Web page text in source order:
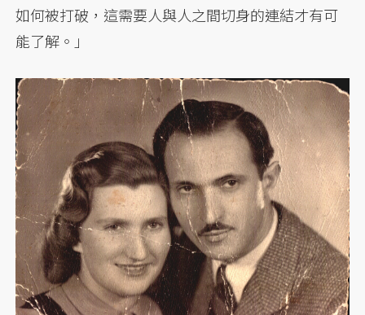
如何被打破，這需要人與人之間切身的連結才有可
能了解。」